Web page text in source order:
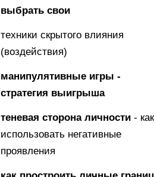
выбрать свои
техники скрытого влияния
(воздействия)
манипулятивные игры -
стратегия выигрыша
теневая сторона личности - как
использовать негативные
проявления